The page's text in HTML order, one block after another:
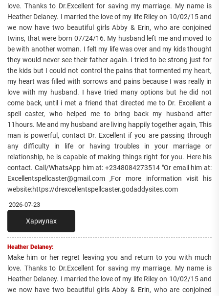
love. Thanks to Dr.Excellent for saving my marriage. My name is
Heather Delaney. I married the love of my life Riley on 10/02/15 and
we now have two beautiful girls Abby & Erin, who are conjoined
twins, that were born 07/24/16. My husband left me and moved to
be with another woman. I felt my life was over and my kids thought
they would never see their father again. I tried to be strong just for
the kids but I could not control the pains that tormented my heart,
my heart was filled with sorrows and pains because I was really in
love with my husband. I have tried many options but he did not
come back, until i met a friend that directed me to Dr. Excellent a
spell caster, who helped me to bring back my husband after
11hours. Me and my husband are living happily together again, This
man is powerful, contact Dr. Excellent if you are passing through
any difficulty in life or having troubles in your marriage or
relationship, he is capable of making things right for you. Here his
contact. Call/WhatsApp him at: +2348084273514 "Or email him at:
Excellentspellcaster@gmail.com ,For more information visit his
website:https://drexcellentspellcaster.godaddysites.com
2026-07-23
Хариулах
Heather Delaney:
Make him or her regret leaving you and return to you with much
love. Thanks to Dr.Excellent for saving my marriage. My name is
Heather Delaney. I married the love of my life Riley on 10/02/15 and
we now have two beautiful girls Abby & Erin, who are conjoined